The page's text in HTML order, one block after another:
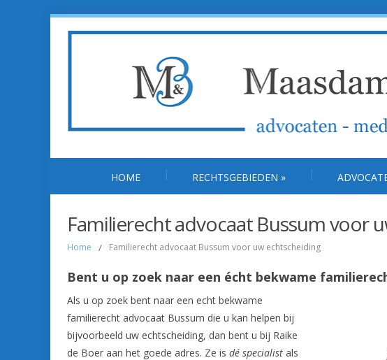
HOME RECHTSGEBIEDEN »
Familierecht advocaat Bussum voor
Home / Familierecht advocaat Bussum voor uw echtscheiding
Bent u op zoek naar een écht bekwame
Als u op zoek bent naar een echt bekwame
familierecht advocaat Bussum die u kan helpen bij
bijvoorbeeld uw echtscheiding, dan bent u bij Raike
de Boer aan het goede adres. Ze is dé specialist als